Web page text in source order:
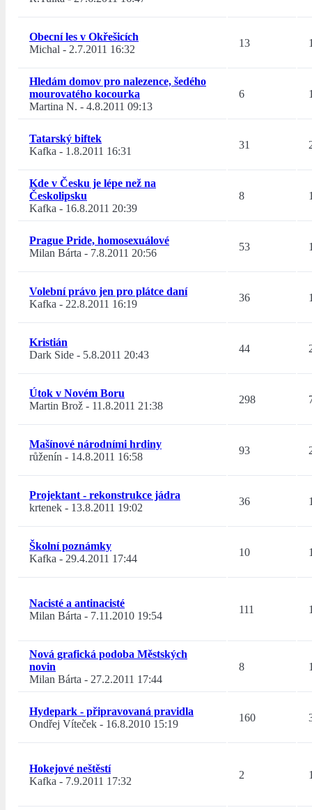
Obecní les v Okřešicích
Michal - 2.7.2011 16:32
13
Hledám domov pro nalezence, šedého
mourovatého kocourka
Martina N. - 4.8.2011 09:13
6
Tatarský biftek
Kafka - 1.8.2011 16:31
31
Kde v Česku je lépe než na
Českolipsku
Kafka - 16.8.2011 20:39
8
Prague Pride, homosexuálové
Milan Bárta - 7.8.2011 20:56
53
Volební právo jen pro plátce daní
Kafka - 22.8.2011 16:19
36
Kristián
Dark Side - 5.8.2011 20:43
44
Útok v Novém Boru
Martin Brož - 11.8.2011 21:38
298
Mašínové národními hrdiny
růženín - 14.8.2011 16:58
93
Projektant - rekonstrukce jádra
krtenek - 13.8.2011 19:02
36
Školní poznámky
Kafka - 29.4.2011 17:44
10
Nacisté a antinacisté
Milan Bárta - 7.11.2010 19:54
111
Nová grafická podoba Městských
novin
Milan Bárta - 27.2.2011 17:44
8
Hydepark - připravovaná pravidla
Ondřej Víteček - 16.8.2010 15:19
160
Hokejové neštěstí
Kafka - 7.9.2011 17:32
2